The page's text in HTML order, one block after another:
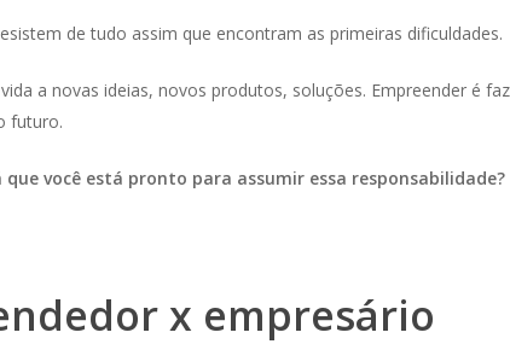
de tudo assim que encontram as primeiras dificuldades.
a novas ideias, novos produtos, soluções. Empreender é
futuro.
que você está pronto para assumir essa responsabilidade?
x empresário